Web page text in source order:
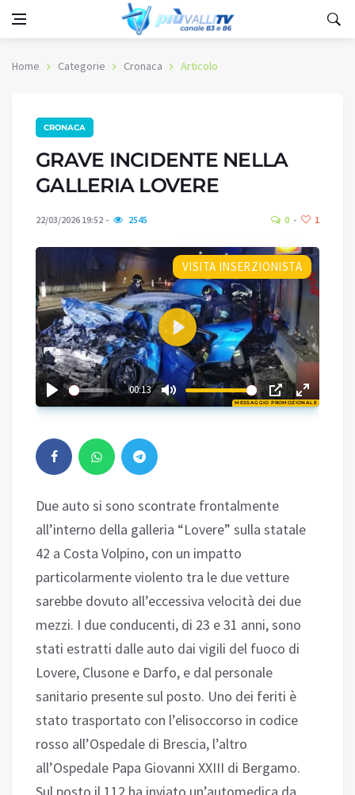
Home Categorie Cronaca Articolo
CRONACA
GRAVE INCIDENTE NELLA
GALLERIA LOVERE
22/03/2026 19:52 2545 0 1
MESSAGGIO PROMOZIONALE
VISITA INSERZIONISTA
00:13
Play
02:06
Due auto si sono scontrate frontalmente
all’interno della galleria “Lovere” sulla statale
42 a Costa Volpino, con un impatto
particolarmente violento tra le due vetture
sarebbe dovuto all’eccessiva velocità dei due
mezzi. I due conducenti, di 23 e 31 anni, sono
stati estratti dalle auto dai vigili del fuoco di
Lovere, Clusone e Darfo, e dal personale
sanitario presente sul posto. Uno dei feriti è
stato trasportato con l’elisoccorso in codice
rosso all’Ospedale di Brescia, l’altro
all’Ospedale Papa Giovanni XXIII di Bergamo.